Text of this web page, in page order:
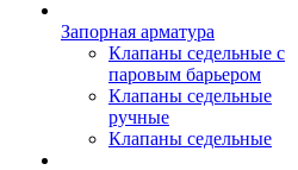
Запорная арматура
Клапаны седельные с
паровым барьером
Клапаны седельные
ручные
Клапаны седельные